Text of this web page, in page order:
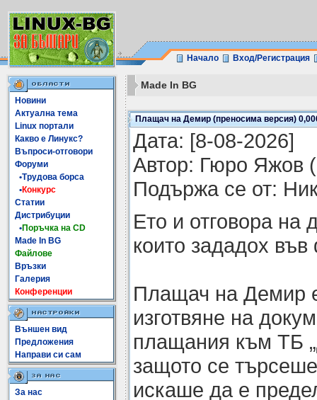
Начало Вход/Регистрация
Новини
Актуална тема
Linux портали
Какво е Линукс?
Въпроси-отговори
Форуми
•Трудова борса
•Конкурс
Статии
Дистрибуции
•Поръчка на CD
Made In BG
Файлове
Връзки
Галерия
Конференции
Външен вид
Предложения
Направи си сам
За нас
Made In BG
Плащач на Демир (преносима версия)
Датa: [8-08-2026]
Автор: Гюро Яжов
Подържа се от:
Ето и отговора на
които зададох
Плащач на Демир
изготвяне на
плащания към ТБ
защото се
искаше да е